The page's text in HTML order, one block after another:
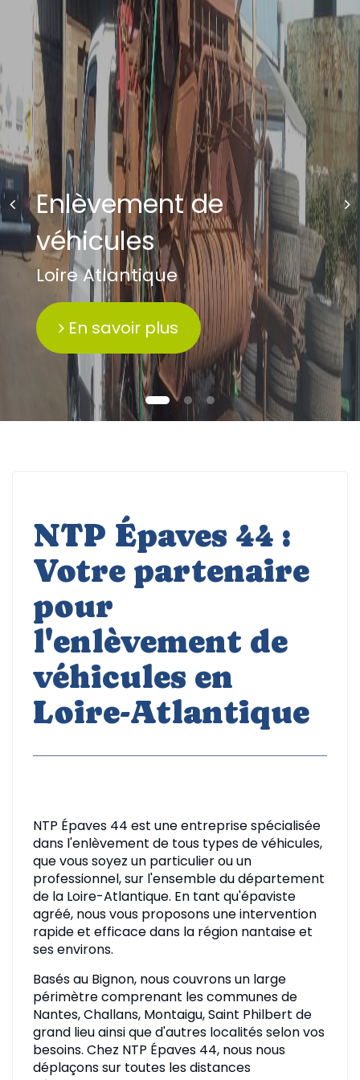
Enlèvement de
véhicules
Loire Atlantique
En savoir plus
NTP Épaves 44 :
Votre partenaire
pour
l'enlèvement de
véhicules en
Loire-Atlantique
NTP Épaves 44 est une entreprise spécialisée
dans l'enlèvement de tous types de véhicules,
que vous soyez un particulier ou un
professionnel, sur l'ensemble du département
de la Loire-Atlantique. En tant qu'épaviste
agréé, nous vous proposons une intervention
rapide et efficace dans la région nantaise et
ses environs.
Basés au Bignon, nous couvrons un large
périmètre comprenant les communes de
Nantes, Challans, Montaigu, Saint Philbert de
grand lieu ainsi que d'autres localités selon vos
besoins. Chez NTP Épaves 44, nous nous
déplaçons sur toutes les distances